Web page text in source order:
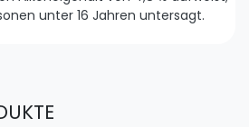
unter 16 Jahren untersagt.